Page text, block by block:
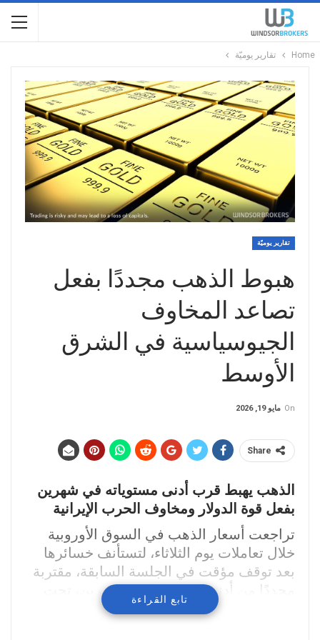
Home تقارير يوميّة
تقارير يوميّة
هبوط الذهب مجددًا بفعل
تصاعد المخاوف
الجيوسياسية في الشرق
الأوسط
On مايو 19, 2026
Share
الذهب يهبط قرب أدنى مستوياته في شهرين
بفعل قوة الدولار ومخاوف الحرب الإيرانية
تراجعت أسعار الذهب في السوق الأوروبية
خلال تعاملات يوم الثلاثاء، لتستأنف خسائرها
بعد توقف مؤقت في الجلسة السابقة، مقتربة
مجددًا من أدنى مستوياتها في شهرين، تحت
ضغط صعود الدولار الأمريكي إلى أعلى
تابع القراءة